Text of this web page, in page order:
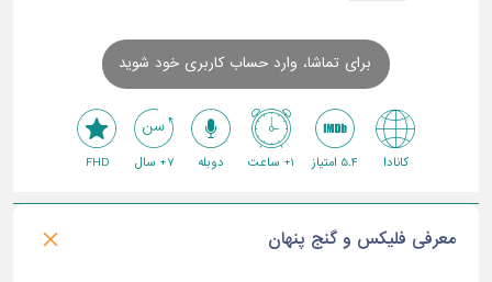
برای تماشا، وارد حساب کاربری خود شوید
کانادا 5.4 امتیاز 1+ ساعت دوبله 7+ سال FHD
معرفی فلیکس و گنج پنهان